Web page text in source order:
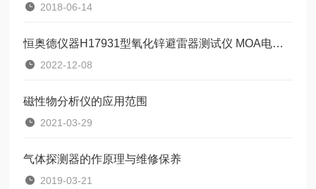
2018-06-14
恒奥德仪器H17931型氧化锌避雷器测试仪 MOA电压测试仪使用方法
2022-12-08
磁性物分析仪的应用范围
2021-03-29
气体探测器的作原理与维修保养
2019-03-21